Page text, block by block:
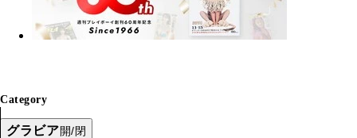
Category
グラビア開/閉